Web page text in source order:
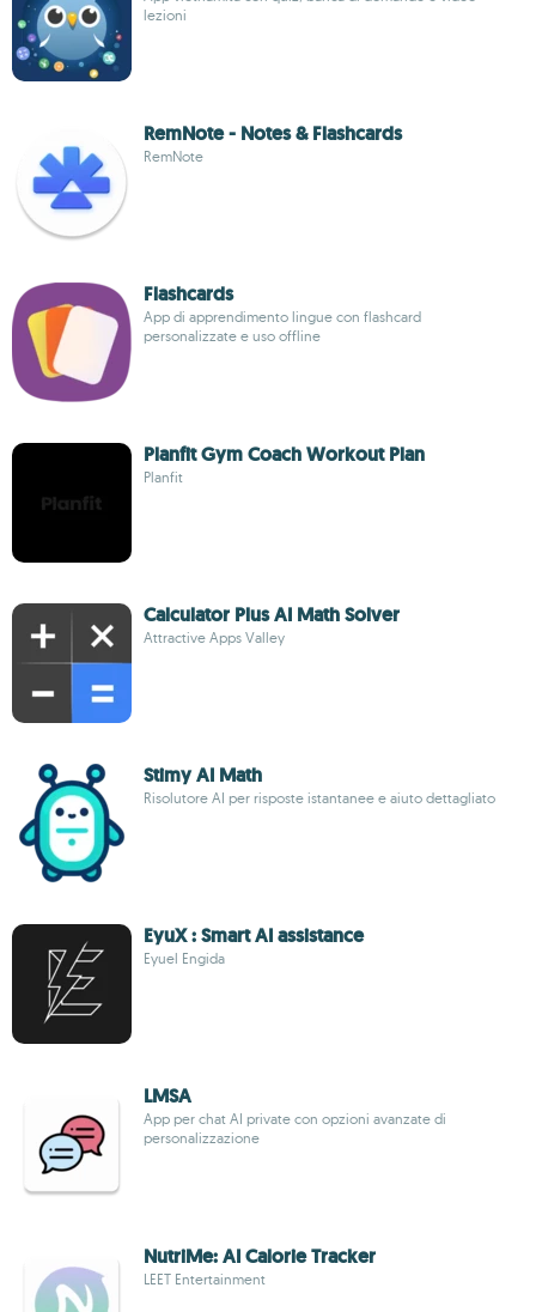
lezioni
RemNote - Notes & Flashcards
RemNote
Flashcards
App di apprendimento lingue con flashcard
personalizzate e uso offline
Planfit Gym Coach Workout Plan
Planfit
Calculator Plus AI Math Solver
Attractive Apps Valley
Stimy AI Math
Risolutore AI per risposte istantanee e aiuto dettagliato
EyuX : Smart AI assistance
Eyuel Engida
LMSA
App per chat AI private con opzioni avanzate di
personalizzazione
NutriMe: AI Calorie Tracker
LEET Entertainment